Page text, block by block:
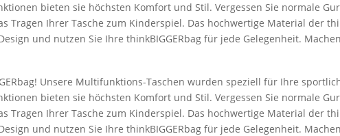
bieten sie höchsten Komfort und Stil. Vergessen Sie normale
Tragen Ihrer Tasche zum Kinderspiel. Das hochwertige Material der
und nutzen Sie Ihre thinkBIGGERbag für jede Gelegenheit.
Unsere Multifunktions-Taschen wurden speziell für Ihre
bieten sie höchsten Komfort und Stil. Vergessen Sie normale
Tragen Ihrer Tasche zum Kinderspiel. Das hochwertige Material der
und nutzen Sie Ihre thinkBIGGERbag für jede Gelegenheit.